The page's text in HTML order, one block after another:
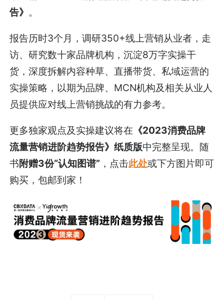
告》 。
报告历时3个月，调研350+线上营销从业者，走
访、研究数十家品牌机构，沉淀8万字实操干
货，深度拆解内容种草、直播带货、私域运营的
实操策略，以期为品牌、MCN机构及相关从业人
员提供应对线上营销挑战的有力参考。
更多独家观点及实操建议将在 《2023消费品牌
流量营销进阶趋势报告》纸质版中完整呈现。随
书附赠3份“认知图谱” ，点击此处或下方图片即可
购买，包邮到家！